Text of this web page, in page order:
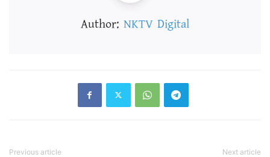
Author: NKTV Digital
Previous article Next article